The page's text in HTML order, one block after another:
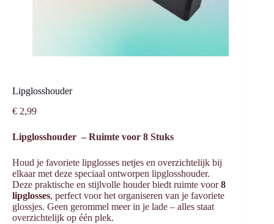
Lipglosshouder
€ 2,99
Lipglosshouder – Ruimte voor 8 Stuks
Houd je favoriete lipglosses netjes en overzichtelijk bij
elkaar met deze speciaal ontworpen lipglosshouder.
Deze praktische en stijlvolle houder biedt ruimte voor8
lipglosses, perfect voor het organiseren van je favoriete
glossjes. Geen gerommel meer in je lade – alles staat
overzichtelijk op één plek.